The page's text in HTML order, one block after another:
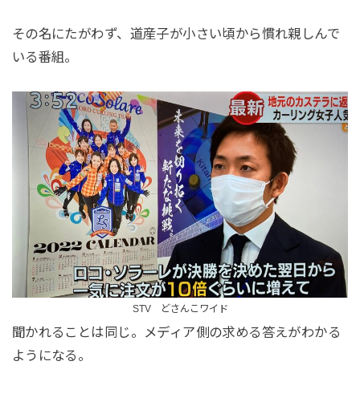
その名にたがわず、道産子が小さい頃から慣れ親しんで
いる番組。
STV どさんこワイド
聞かれることは同じ。メディア側の求める答えがわかる
ようになる。